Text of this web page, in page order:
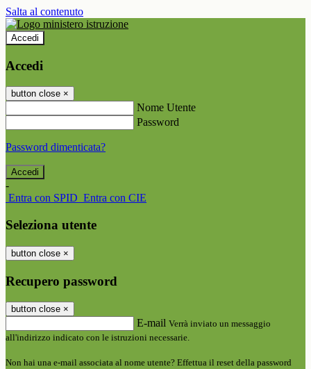
Salta al contenuto
Accedi
Accedi
button close ×
Nome Utente
Password
Password dimenticata?
-
Entra con SPID Entra con CIE
Seleziona utente
button close ×
Recupero password
button close ×
E-mail Verrà inviato un messaggio
all'indirizzo indicato con le istruzioni necessarie.
Non hai una e-mail associata al nome utente? Effettua il reset della password